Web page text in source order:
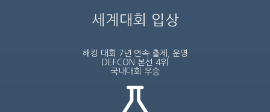
세계대회 입상
해킹 대회 7년 연속 출제, 운영
DEFCON 본선 4위
국내대회 우승